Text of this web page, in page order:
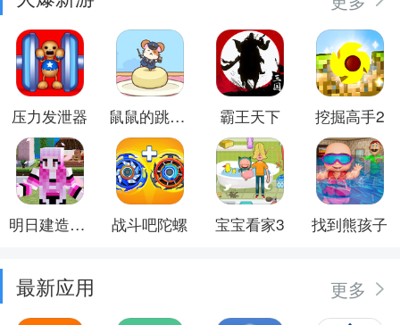
压力发泄器 鼠鼠的跳跃冒险 霸王天下 挖掘高手2
明日建造大师 战斗吧陀螺 宝宝看家3 找到熊孩子
最新应用 更多